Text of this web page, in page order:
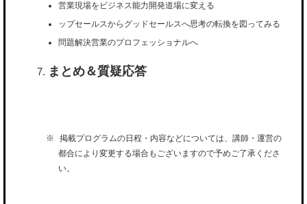
営業現場をビジネス能力開発道場に変える
ップセールスからグッドセールスへ思考の転換を図ってみる
問題解決営業のプロフェッショナルへ
まとめ＆質疑応答
掲載プログラムの日程・内容などについては、講師・運営の
都合により変更する場合もございますので予めご了承くださ
い。